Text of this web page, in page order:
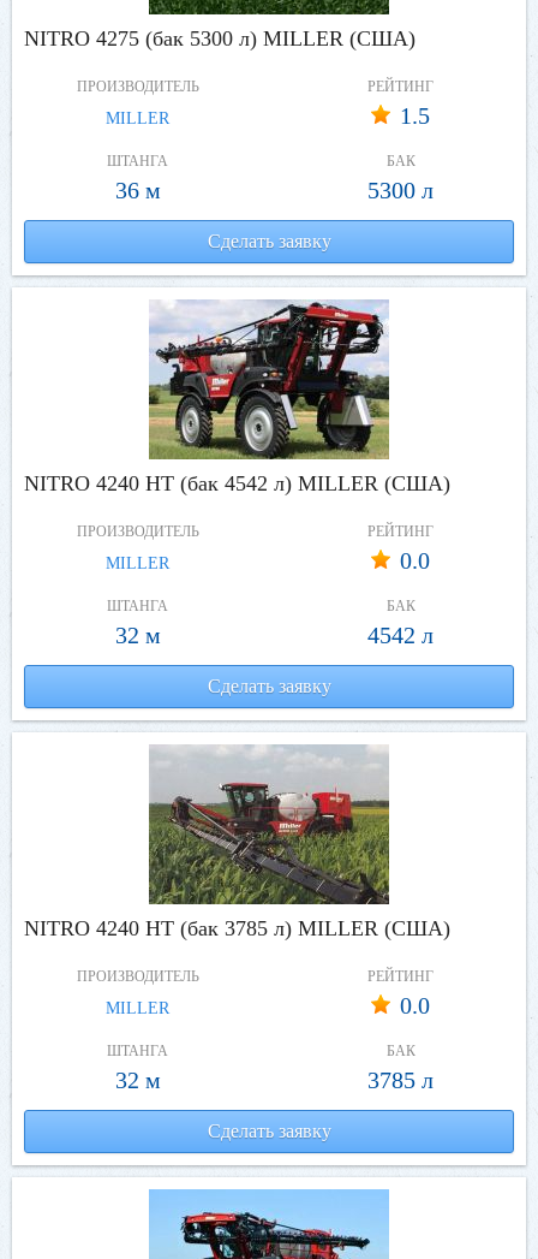
NITRO 4275 (бак 5300 л) MILLER (США)
ПРОИЗВОДИТЕЛЬ
MILLER
РЕЙТИНГ
1.5
ШТАНГА
36 м
БАК
5300 л
Сделать заявку
NITRO 4240 HT (бак 4542 л) MILLER (США)
ПРОИЗВОДИТЕЛЬ
MILLER
РЕЙТИНГ
0.0
ШТАНГА
32 м
БАК
4542 л
Сделать заявку
NITRO 4240 HT (бак 3785 л) MILLER (США)
ПРОИЗВОДИТЕЛЬ
MILLER
РЕЙТИНГ
0.0
ШТАНГА
32 м
БАК
3785 л
Сделать заявку